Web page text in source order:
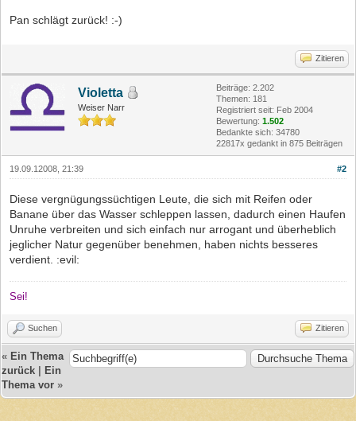
Pan schlägt zurück! :-)
Zitieren
Violetta
Weiser Narr
Beiträge: 2.202
Themen: 181
Registriert seit: Feb 2004
Bewertung: 1.502
Bedankte sich: 34780
22817x gedankt in 875 Beiträgen
#2
19.09.12008, 21:39
Diese vergnügungssüchtigen Leute, die sich mit Reifen oder
Banane über das Wasser schleppen lassen, dadurch einen Haufen
Unruhe verbreiten und sich einfach nur arrogant und überheblich
jeglicher Natur gegenüber benehmen, haben nichts besseres
verdient. :evil:
Sei!
Suchen Zitieren
« Ein Thema
zurück
Ein
Thema vor »